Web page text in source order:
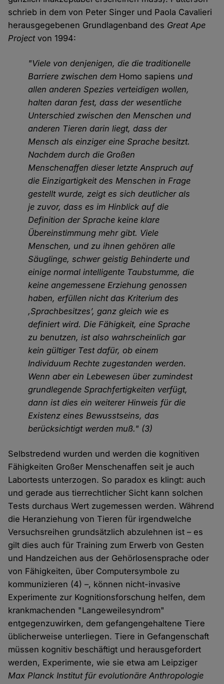
schrieb in dem von Peter Singer und Paola Cavalieri
herausgegebenen Grundlagenband des Great Ape
Projectvon 1994:
"Viele von denjenigen, die die traditionelle
Barriere zwischen dem Homo sapiens und
allen anderen Spezies verteidigen wollen,
halten daran fest, dass der wesentliche
Unterschied zwischen den Menschen und
anderen Tieren darin liegt, dass der
Mensch als einziger eine Sprache besitzt.
Nachdem durch die Großen
Menschenaffen dieser letzte Anspruch auf
die Einzigartigkeit des Menschen in Frage
gestellt wurde, zeigt es sich deutlicher als
je zuvor, dass es im Hinblick auf die
Definition der Sprache keine klare
Übereinstimmung mehr gibt. Viele
Menschen, und zu ihnen gehören alle
Säuglinge, schwer geistig Behinderte und
einige normal intelligente Taubstumme, die
keine angemessene Erziehung genossen
haben, erfüllen nicht das Kriterium des
‚Sprachbesitzes’, ganz gleich wie es
definiert wird. Die Fähigkeit, eine Sprache
zu benutzen, ist also wahrscheinlich gar
kein gültiger Test dafür, ob einem
Individuum Rechte zugestanden werden.
Wenn aber ein Lebewesen über zumindest
grundlegende Sprachfertigkeiten verfügt,
dann ist dies ein weiterer Hinweis für die
Existenz eines Bewusstseins, das
berücksichtigt werden muß." (3)
Selbstredend wurden und werden die kognitiven
Fähigkeiten Großer Menschenaffen seit je auch
Labortests unterzogen. So paradox es klingt: auch
und gerade aus tierrechtlicher Sicht kann solchen
Tests durchaus Wert zugemessen werden. Während
die Heranziehung von Tieren für irgendwelche
Versuchsreihen grundsätzlich abzulehnen ist – es
gilt dies auch für Training zum Erwerb von Gesten
und Handzeichen aus der Gehörlosensprache oder
von Fähigkeiten, über Computersymbole zu
kommunizieren (4) –, können nicht-invasive
Experimente zur Kognitionsforschung helfen, dem
krankmachenden "Langeweilesyndrom"
entgegenzuwirken, dem gefangengehaltene Tiere
üblicherweise unterliegen. Tiere in Gefangenschaft
müssen kognitiv beschäftigt und herausgefordert
werden, Experimente, wie sie etwa am Leipziger
Max Planck Institut für evolutionäre Anthropologie